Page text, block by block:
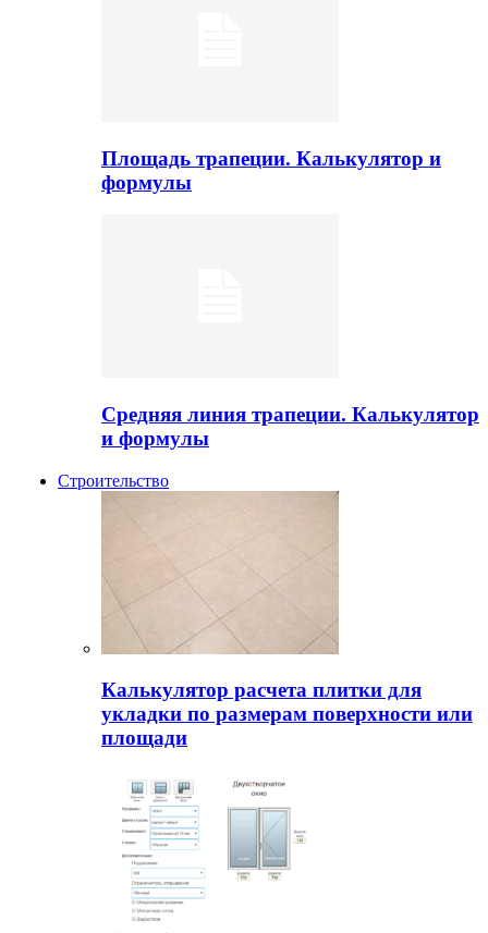
Площадь трапеции. Калькулятор и
формулы
Средняя линия трапеции. Калькулятор
и формулы
Строительство
Калькулятор расчета плитки для
укладки по размерам поверхности или
площади